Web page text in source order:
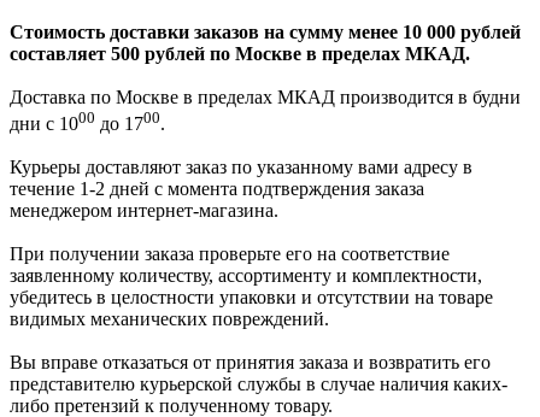
Стоимость доставки заказов на сумму менее 10 000 рублей
составляет 500 рублей по Москве в пределах МКАД.
Доставка по Москве в пределах МКАД производится в будни
дни с 1000 до 1700.
Курьеры доставляют заказ по указанному вами адресу в
течение 1-2 дней с момента подтверждения заказа
менеджером интернет-магазина.
При получении заказа проверьте его на соответствие
заявленному количеству, ассортименту и комплектности,
убедитесь в целостности упаковки и отсутствии на товаре
видимых механических повреждений.
Вы вправе отказаться от принятия заказа и возвратить его
представителю курьерской службы в случае наличия каких-
либо претензий к полученному товару.